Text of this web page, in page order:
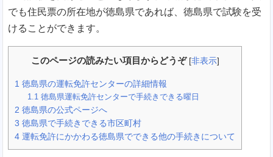
でも住民票の所在地が徳島県であれば、徳島県で試験を受
けることができます。
このページの読みたい項目からどうぞ [非表示]
1 徳島県の運転免許センターの詳細情報
1.1 徳島県運転免許センターで手続きできる曜日
2 徳島県の公式ページへ
3 徳島県で手続きできる市区町村
4 運転免許にかかわる徳島県でできる他の手続きについて